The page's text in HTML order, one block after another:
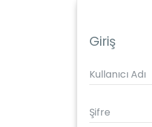
Giriş